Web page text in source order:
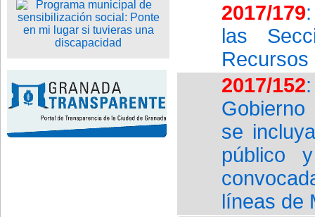
2017/179
las
Recursos
2017/152
se
público
líneas de